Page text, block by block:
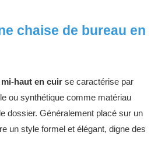
chaise de bureau en
haut en cuir se caractérise par
ou synthétique comme matériau
dossier. Généralement placé sur un
un style formel et élégant, digne des